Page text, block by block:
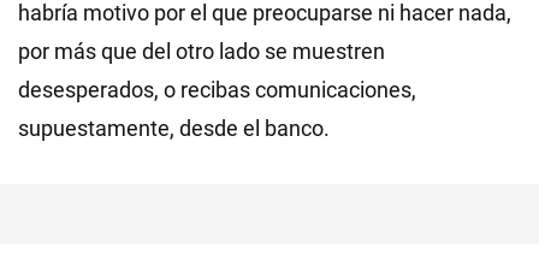
habría motivo por el que preocuparse ni hacer nada,
por más que del otro lado se muestren
desesperados, o recibas comunicaciones,
supuestamente, desde el banco.